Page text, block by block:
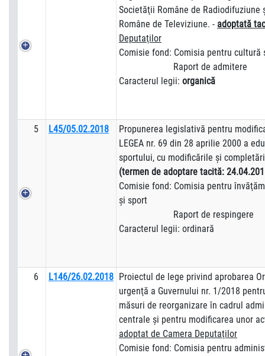
Societăţii Române de Radiodifuziune
Române de Televiziune. - adoptată
Deputaţilor
Comisie fond: Comisia pentru cultură
Raport de admitere
Caracterul legii: organică
5 L45/05.02.2018
Propunerea legislativă pentru
LEGEA nr. 69 din 28 aprilie 2000 a
sportului, cu modificările şi
(termen de adoptare tacită:
Comisie fond: Comisia pentru
şi sport
Raport de respingere
Caracterul legii: ordinară
6 L146/26.02.2018 Proiectul de lege privind aprobarea
urgenţă a Guvernului nr. 1/2018
măsuri de reorganizare în cadrul
centrale şi pentru modificarea unor
adoptat de Camera Deputaţilor
Comisie fond: Comisia pentru